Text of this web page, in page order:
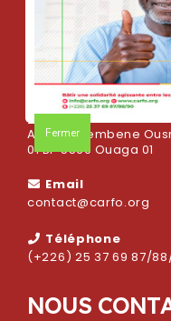
Fermer
CARFO, bâtir une
Adresse
Avenue Sembene
01 BP 5569 Ouaga 01
Email
contact@carfo.org
Téléphone
(+226) 25 37 69 87/
NOUS CONT